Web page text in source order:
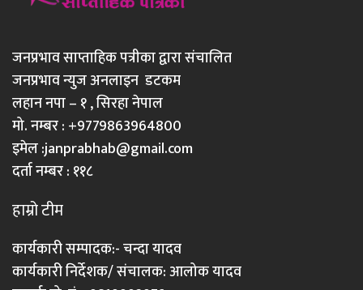
जनप्रभाव साप्ताहिक पत्रीका द्वारा संचालित
जनप्रभाव न्युज अनलाइन डटकम
लहान नपा – १ , सिरहा नेपाल
मो. नम्बर : +9779863964800
इमेल :janprabhab@gmail.com
दर्ता नम्बर : ११८
हाम्रो टीम
कार्यकारी सम्पादक:- चन्दा यादव
कार्यकारी निर्देशक/ संचालक: आलोक यादव